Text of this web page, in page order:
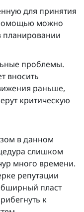
для принятия
можно
проблемы.
вносить
раньше,
критическую
в данном
слишком
много времени.
репутации
пласт
к